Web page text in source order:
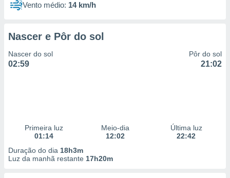
1199
Vento médio: 14 km/h
Nascer e Pôr do sol
Nascer do sol
02:59
Pôr do sol
21:02
Primeira luz
01:14
Meio-dia
12:02
Última luz
22:42
Duração do dia 18h3m
Luz da manhã restante 17h20m